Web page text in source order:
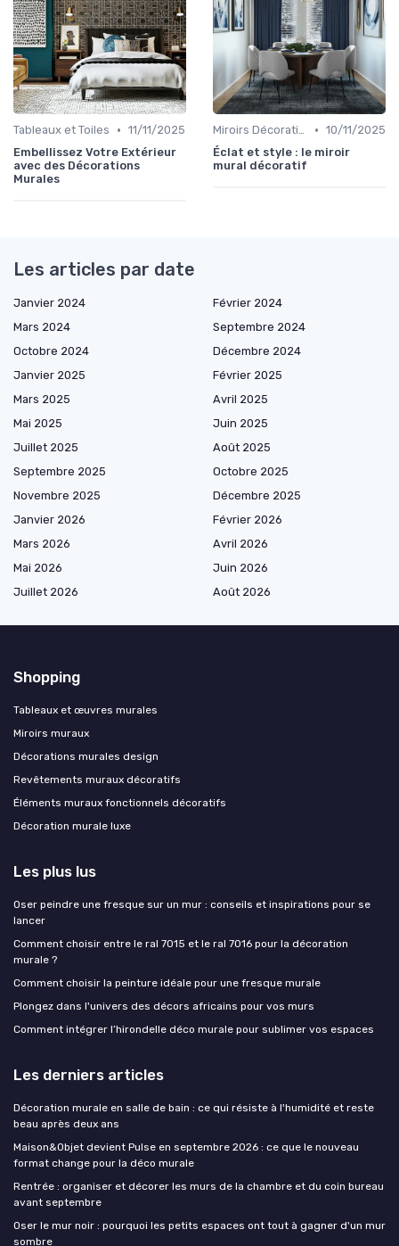
Tableaux et Toiles • 11/11/2025
Embellissez Votre Extérieur
avec des Décorations
Murales
Miroirs Décoratifs • 10/11/2025
Éclat et style : le miroir
mural décoratif
Les articles par date
Janvier 2024
Février 2024
Mars 2024
Septembre 2024
Octobre 2024
Décembre 2024
Janvier 2025
Février 2025
Mars 2025
Avril 2025
Mai 2025
Juin 2025
Juillet 2025
Août 2025
Septembre 2025
Octobre 2025
Novembre 2025
Décembre 2025
Janvier 2026
Février 2026
Mars 2026
Avril 2026
Mai 2026
Juin 2026
Juillet 2026
Août 2026
Shopping
Tableaux et œuvres murales
Miroirs muraux
Décorations murales design
Revêtements muraux décoratifs
Éléments muraux fonctionnels décoratifs
Décoration murale luxe
Les plus lus
Oser peindre une fresque sur un mur : conseils et inspirations pour se
lancer
Comment choisir entre le ral 7015 et le ral 7016 pour la décoration
murale ?
Comment choisir la peinture idéale pour une fresque murale
Plongez dans l'univers des décors africains pour vos murs
Comment intégrer l’hirondelle déco murale pour sublimer vos espaces
Les derniers articles
Décoration murale en salle de bain : ce qui résiste à l'humidité et reste
beau après deux ans
Maison&Objet devient Pulse en septembre 2026 : ce que le nouveau
format change pour la déco murale
Rentrée : organiser et décorer les murs de la chambre et du coin bureau
avant septembre
Oser le mur noir : pourquoi les petits espaces ont tout à gagner d'un mur
sombre